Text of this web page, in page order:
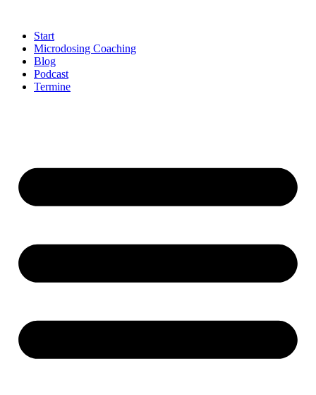
springenStart
Microdosing Coaching
Blog
Podcast
Termine